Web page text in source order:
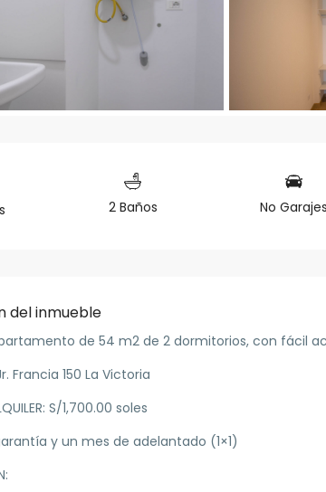
2 Baños No Garajes
del inmueble
de 54 m2 de 2 dormitorios, con fácil
Francia 150 La Victoria
S/1,700.00 soles
y un mes de adelantado (1×1)